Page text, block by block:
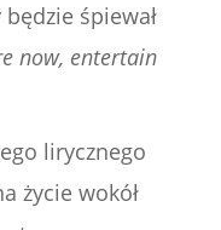
śpiewał
now, entertain
lirycznego
życie wokół